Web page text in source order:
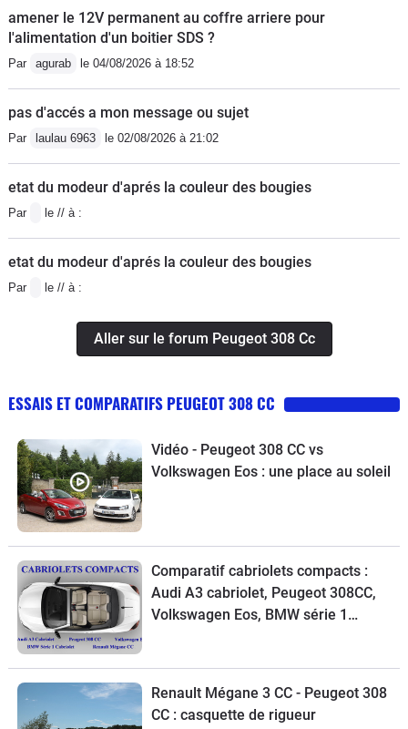
amener le 12V permanent au coffre arriere pour
l'alimentation d'un boitier SDS ?
Par agurab le 04/08/2026 à 18:52
pas d'accés a mon message ou sujet
Par laulau 6963 le 02/08/2026 à 21:02
etat du modeur d'aprés la couleur des bougies
Par le // à :
etat du modeur d'aprés la couleur des bougies
Par le // à :
Aller sur le forum Peugeot 308 Cc
ESSAIS ET COMPARATIFS PEUGEOT 308 CC
Vidéo - Peugeot 308 CC vs
Volkswagen Eos : une place au soleil
Comparatif cabriolets compacts :
Audi A3 cabriolet, Peugeot 308CC,
Volkswagen Eos, BMW série 1
Renault Mégane 3 CC - Peugeot 308
CC : casquette de rigueur